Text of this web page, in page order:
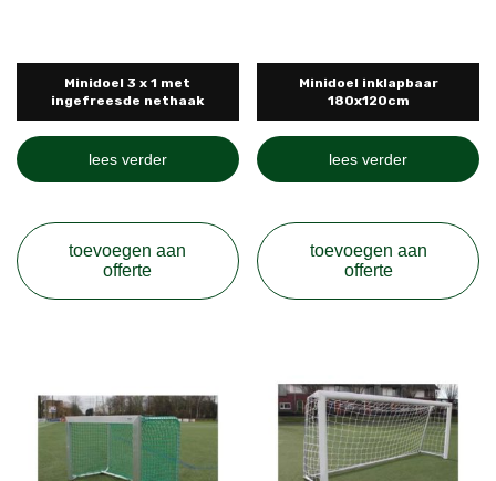
Minidoel 3 x 1 met
ingefreesde nethaak
lees verder
toevoegen aan
offerte
Minidoel inklapbaar
180x120cm
lees verder
toevoegen aan
offerte